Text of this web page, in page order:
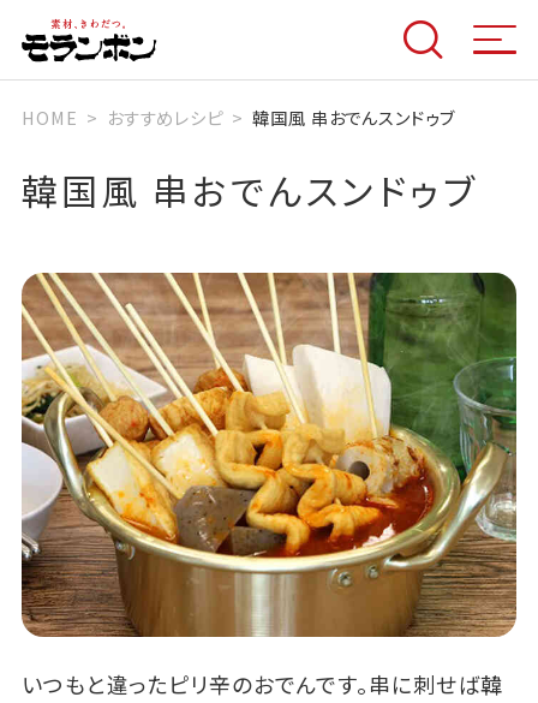
HOME おすすめレシピ 韓国風 串おでんスンドゥブ
韓国風 串おでんスンドゥブ
いつもと違ったピリ辛のおでんです。串に刺せば韓